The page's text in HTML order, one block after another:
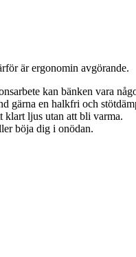
är ergonomin avgörande.
kan bänken vara
gärna en halkfri och
klart ljus utan att bli varma.
böja dig i onödan.